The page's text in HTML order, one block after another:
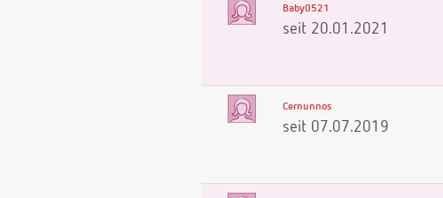
Baby0521
seit 20.01.2021
Cernunnos
seit 07.07.2019